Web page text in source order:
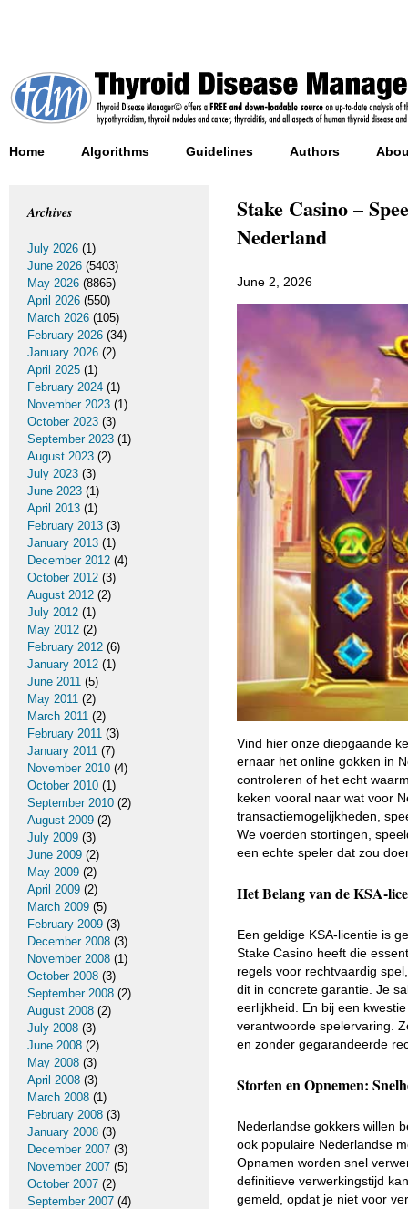
Home Algorithms Guidelines Authors
Stake Casino –
Nederland
June 2, 2026
Vind hier onze diepgaande
ernaar het online gokken in
controleren of het echt
keken vooral naar wat voor
transactiemogelijkheden,
We voerden stortingen,
een echte speler dat zou
Het Belang van de KSA-
Een geldige KSA-licentie is
Stake Casino heeft die
regels voor rechtvaardig
dit in concrete garantie. Je
eerlijkheid. En bij een
verantwoorde spelervaring.
en zonder gegarandeerde
Storten en Opnemen:
Nederlandse gokkers willen
ook populaire Nederlandse
Opnamen worden snel
definitieve verwerkingstijd
gemeld, opdat je niet voor
Archives
July 2026 (1)
June 2026 (5403)
May 2026 (8865)
April 2026 (550)
March 2026 (105)
February 2026 (34)
January 2026 (2)
April 2025 (1)
February 2024 (1)
November 2023 (1)
October 2023 (3)
September 2023 (1)
August 2023 (2)
July 2023 (3)
June 2023 (1)
April 2013 (1)
February 2013 (3)
January 2013 (1)
December 2012 (4)
October 2012 (3)
August 2012 (2)
July 2012 (1)
May 2012 (2)
February 2012 (6)
January 2012 (1)
June 2011 (5)
May 2011 (2)
March 2011 (2)
February 2011 (3)
January 2011 (7)
November 2010 (4)
October 2010 (1)
September 2010 (2)
August 2009 (2)
July 2009 (3)
June 2009 (2)
May 2009 (2)
April 2009 (2)
March 2009 (5)
February 2009 (3)
December 2008 (3)
November 2008 (1)
October 2008 (3)
September 2008 (2)
August 2008 (2)
July 2008 (3)
June 2008 (2)
May 2008 (3)
April 2008 (3)
March 2008 (1)
February 2008 (3)
January 2008 (3)
December 2007 (3)
November 2007 (5)
October 2007 (2)
September 2007 (4)